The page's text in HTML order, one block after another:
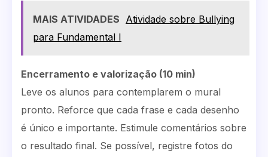
MAIS ATIVIDADES Atividade sobre Bullying
para Fundamental I
Encerramento e valorização (10 min)
Leve os alunos para contemplarem o mural
pronto. Reforce que cada frase e cada desenho
é único e importante. Estimule comentários sobre
o resultado final. Se possível, registre fotos do